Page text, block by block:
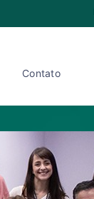
Contato